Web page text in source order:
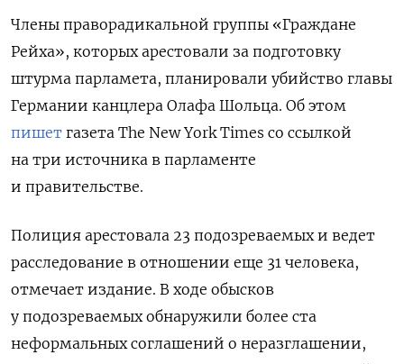
Члены праворадикальной группы «Граждане
Рейха», которых арестовали за подготовку
штурма парламета, планировали убийство главы
Германии канцлера Олафа Шольца. Об этом
пишет газета The New York Times со ссылкой
на три источника в парламенте
и правительстве.
Полиция арестовала 23 подозреваемых и ведет
расследование в отношении еще 31 человека,
отмечает издание. В ходе обысков
у подозреваемых обнаружили более ста
неформальных соглашений о неразглашении,